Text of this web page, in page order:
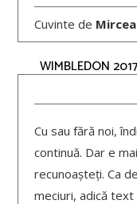
Cuvinte de
WIMBLEDON
Cu sau fără noi,
continuă. Dar e
recunoașteți. Ca
meciuri, adică